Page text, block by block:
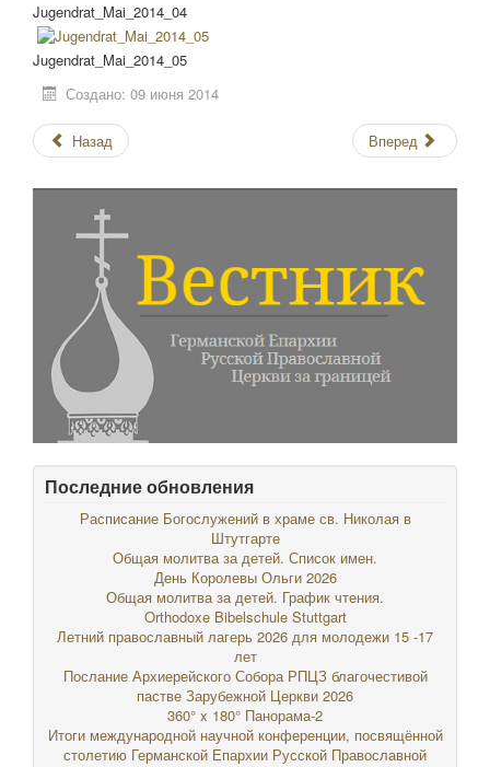
Jugendrat_Mai_2014_04
Jugendrat_Mai_2014_05
Создано: 09 июня 2014
Назад Вперед
Последние обновления
Расписание Богослужений в храме св. Николая в
Штутгарте
Общая молитва за детей. Список имен.
День Королевы Ольги 2026
Общая молитва за детей. График чтения.
Orthodoxe Bibelschule Stuttgart
Летний православный лагерь 2026 для молодежи 15 -17
лет
Послание Архиерейского Собора РПЦЗ благочестивой
пастве Зарубежной Церкви 2026
360° x 180° Панорама-2
Итоги международной научной конференции, посвящённой
столетию Германской Епархии Русской Православной